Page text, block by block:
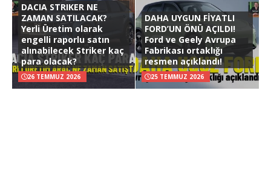
DACIA STRIKER NE
ZAMAN SATILACAK?
Yerli Üretim olarak
engelli raporlu satın
alınabilecek Striker kaç
para olacak?
26 TEMMUZ 2026
DAHA UYGUN FİYATLI
FORD’UN ÖNÜ AÇILDI!
Ford ve Geely Avrupa
Fabrikası ortaklığı
resmen açıklandı!
25 TEMMUZ 2026